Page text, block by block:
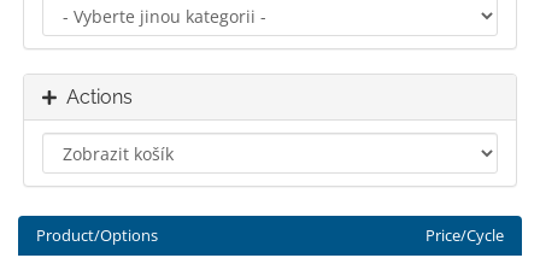
Actions
Product/Options Price/Cycle